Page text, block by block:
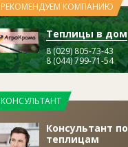
РЕКОМЕНДУЕМ КОМПАНИЮ
Теплицы в дом
8 (029) 805-73-43
8 (044) 799-71-54
КОНСУЛЬТАНТ
Консультант по
теплицам